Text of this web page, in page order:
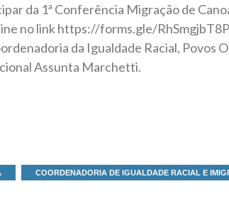
da 1ª Conferência Migração de
no link https://forms.gle/
da Igualdade Racial, Povos
Assunta Marchetti.
COORDENADORIA DE IGUALDADE RACIAL E